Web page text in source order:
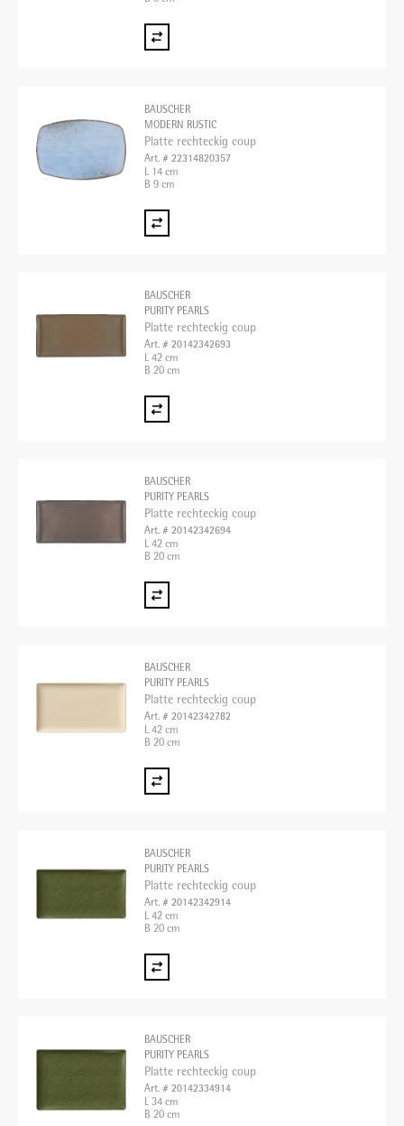
BAUSCHER
MODERN RUSTIC
Platte rechteckig coup
Art. # 22314820357
L 14 cm
B 9 cm
BAUSCHER
PURITY PEARLS
Platte rechteckig coup
Art. # 20142342693
L 42 cm
B 20 cm
BAUSCHER
PURITY PEARLS
Platte rechteckig coup
Art. # 20142342694
L 42 cm
B 20 cm
BAUSCHER
PURITY PEARLS
Platte rechteckig coup
Art. # 20142342782
L 42 cm
B 20 cm
BAUSCHER
PURITY PEARLS
Platte rechteckig coup
Art. # 20142342914
L 42 cm
B 20 cm
BAUSCHER
PURITY PEARLS
Platte rechteckig coup
Art. # 20142334914
L 34 cm
B 20 cm